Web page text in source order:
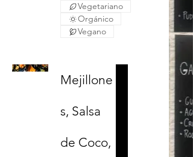
Vegetariano
Orgánico
Vegano
Mejillone
s, Salsa
de Coco,